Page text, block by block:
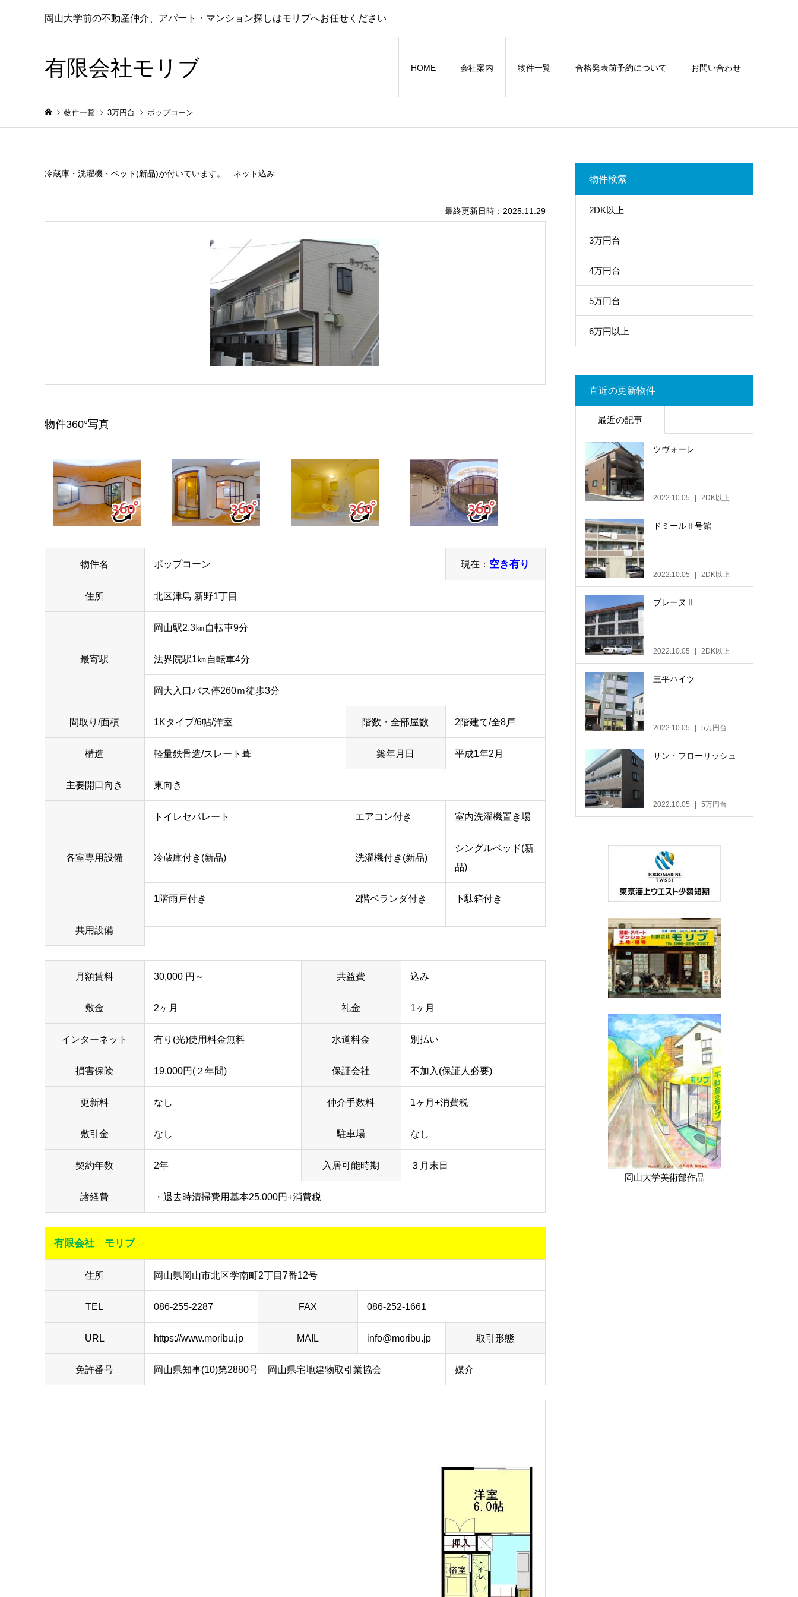
岡山大学前の不動産仲介、アパート・マンション探しはモリブへお任せください
有限会社モリブ HOME 会社案内 物件一覧 合格発表前予約について お問い合わせ
物件一覧 3万円台 ポップコーン
冷蔵庫・洗濯機・ベット(新品)が付いています。 ネット込み
最終更新日時：2025.11.29
物件360°写真
物件名 ポップコーン 現在： 空き有り
住所 北区津島 新野1丁目
最寄駅
岡山駅2.3㎞自転車9分
法界院駅1㎞自転車4分
岡大入口バス停260ｍ徒歩3分
間取り/面積 1Kタイプ/6帖/洋室 階数・全部屋数 2階建て/全8戸
構造 軽量鉄骨造/スレート葺 築年月日 平成1年2月
主要開口向き 東向き
各室専用設備
トイレセパレート エアコン付き 室内洗濯機置き場
冷蔵庫付き(新品) 洗濯機付き(新品)
シングルベッド(新
品)
1階雨戸付き 2階ベランダ付き 下駄箱付き
共用設備
月額賃料 30,000 円～ 共益費 込み
敷金 2ヶ月 礼金 1ヶ月
インターネット 有り(光)使用料金無料 水道料金 別払い
損害保険 19,000円(２年間) 保証会社 不加入(保証人必要)
更新料 なし 仲介手数料 1ヶ月+消費税
敷引金 なし 駐車場 なし
契約年数 2年 入居可能時期 ３月末日
諸経費 ・退去時清掃費用基本25,000円+消費税
有限会社 モリブ
住所 岡山県岡山市北区学南町2丁目7番12号
TEL 086-255-2287 FAX 086-252-1661
URL https://www.moribu.jp MAIL info@moribu.jp 取引形態
免許番号 岡山県知事(10)第2880号 岡山県宅地建物取引業協会 媒介
物件検索
2DK以上
3万円台
4万円台
5万円台
6万円以上
直近の更新物件
最近の記事
ツヴォーレ
2022.10.05 2DK以上
ドミールⅡ号館
2022.10.05 2DK以上
プレーヌⅡ
2022.10.05 2DK以上
三平ハイツ
2022.10.05 5万円台
サン・フローリッシュ
2022.10.05 5万円台
岡山大学美術部作品